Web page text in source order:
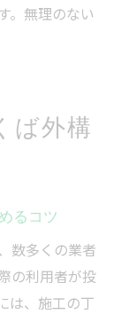
。無理のない
ば外構
るコツ
数多くの業者
の利用者が投
は、施工の丁